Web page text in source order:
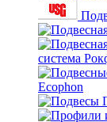
система
Ecophon